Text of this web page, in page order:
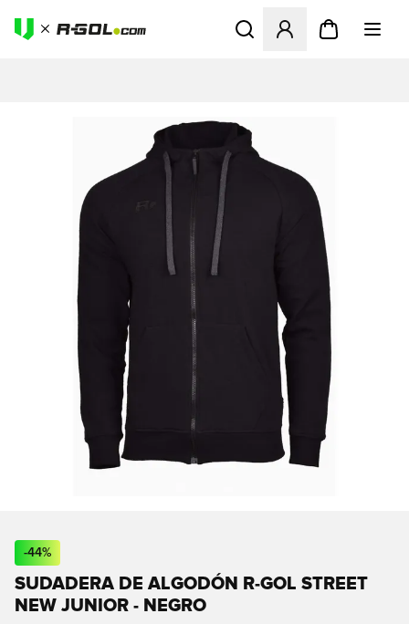
Abre un modal para iniciar
-44%
SUDADERA DE ALGODÓN R-GOL STREET
NEW JUNIOR - NEGRO